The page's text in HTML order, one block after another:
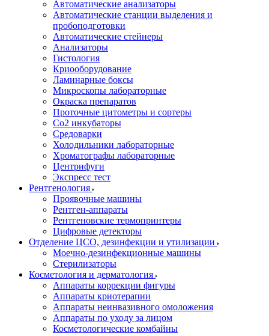
Автоматические анализаторы
Автоматические станции выделения и
пробоподготовки
Автоматические стейнеры
Анализаторы
Гистология
Криооборудование
Ламинарные боксы
Микроскопы лабораторные
Окраска препаратов
Проточные цитометры и сортеры
Со2 инкубаторы
Средоварки
Холодильники лабораторные
Хроматографы лабораторные
Центрифуги
Экспресс тест
Рентгенология
Проявочные машины
Рентген-аппараты
Рентгеновские термопринтеры
Цифровые детекторы
Отделение ЦСО, дезинфекции и утилизации
Моечно-дезинфекционные машины
Стерилизаторы
Косметология и дерматология
Аппараты коррекции фигуры
Аппараты криотерапии
Аппараты неинвазивного омоложения
Аппараты по уходу за лицом
Косметологические комбайны